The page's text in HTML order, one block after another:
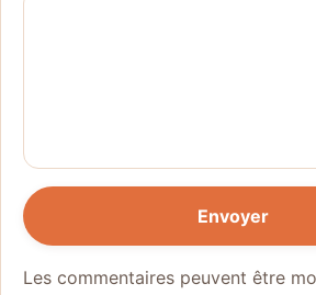
Envoyer
Les commentaires peuvent être